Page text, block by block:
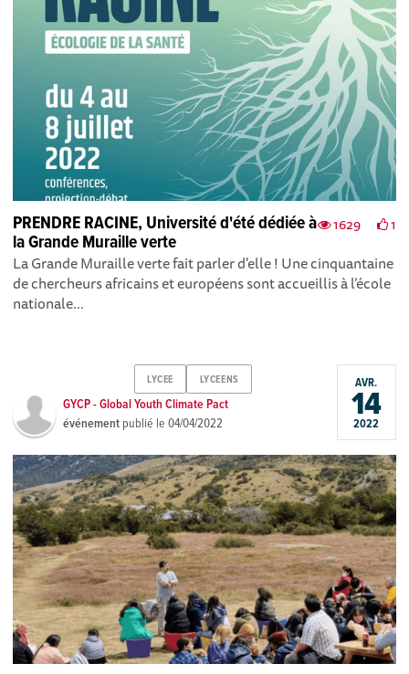
1629 1
PRENDRE RACINE, Université d'été dédiée à
la Grande Muraille verte
La Grande Muraille verte fait parler d'elle ! Une cinquantaine
de chercheurs africains et européens sont accueillis à l’école
nationale...
LYCEE LYCEENS
GYCP - Global Youth Climate Pact
événement publié le04/04/2022
AVR.
14
2022